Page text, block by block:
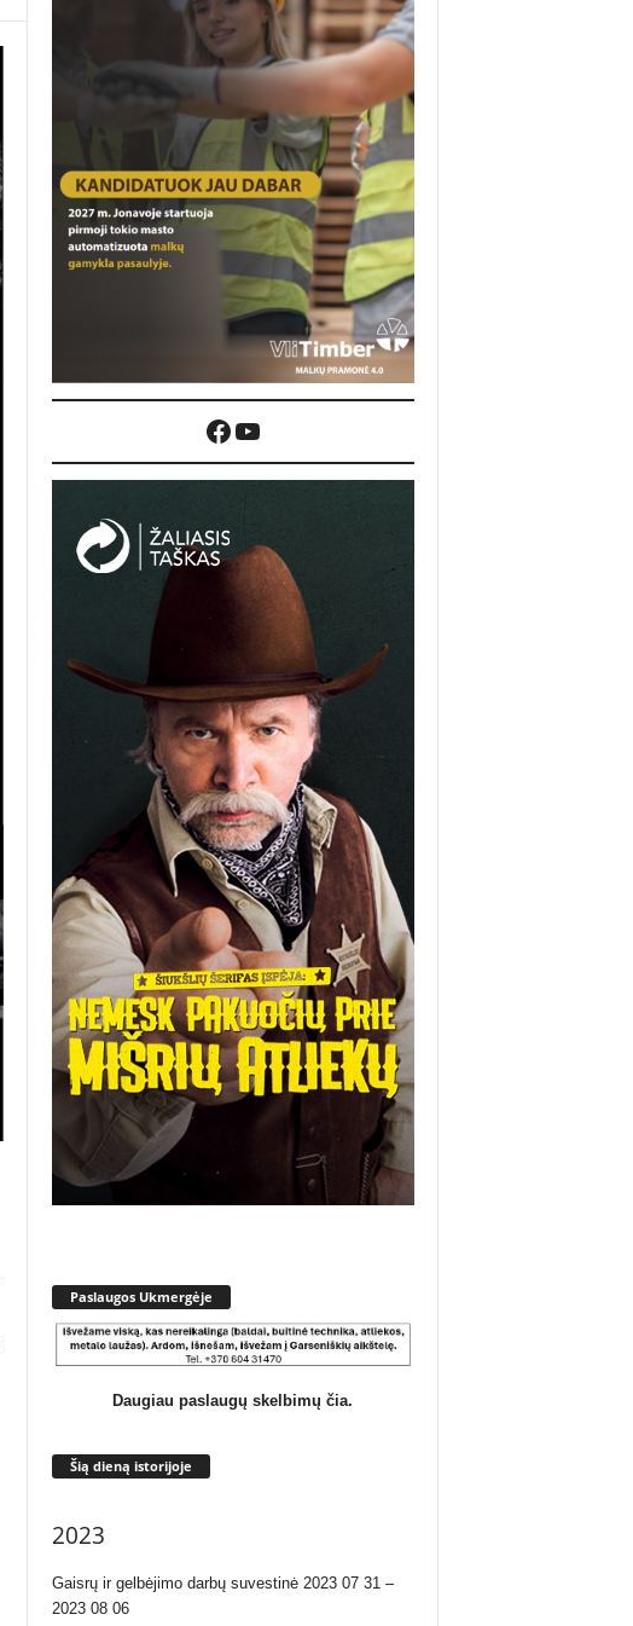
Facebook
YouTube
Paslaugos Ukmergėje
Daugiau paslaugų skelbimų čia.
Šią dieną istorijoje
2023
Gaisrų ir gelbėjimo darbų suvestinė 2023 07 31 –
2023 08 06